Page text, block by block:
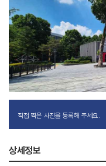
직접 찍은 사진을 등록해 주세요.
상세정보